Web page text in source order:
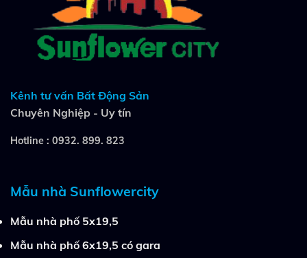
Kênh tư vấn Bất Động Sản
Chuyên Nghiệp - Uy tín
Hotline : 0932. 899. 823
Mẫu nhà Sunflowercity
Mẫu nhà phố 5x19,5
Mẫu nhà phố 6x19,5 có gara